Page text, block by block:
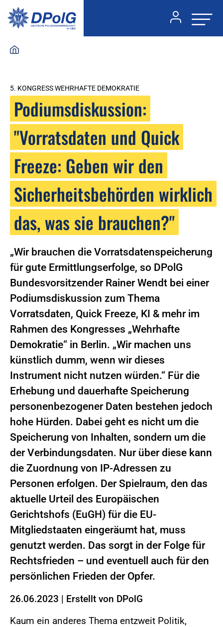
5. KONGRESS WEHRHAFTE DEMOKRATIE
Podiumsdiskussion:
"Vorratsdaten und Quick
Freeze: Geben wir den
Sicherheitsbehörden wirklich
das, was sie brauchen?"
„Wir brauchen die Vorratsdatenspeicherung
für gute Ermittlungserfolge, so DPolG
Bundesvorsitzender Rainer Wendt bei einer
Podiumsdiskussion zum Thema
Vorratsdaten, Quick Freeze, KI & mehr im
Rahmen des Kongresses „Wehrhafte
Demokratie“ in Berlin. „Wir machen uns
künstlich dumm, wenn wir dieses
Instrument nicht nutzen würden.“ Für die
Erhebung und dauerhafte Speicherung
personenbezogener Daten bestehen jedoch
hohe Hürden. Dabei geht es nicht um die
Speicherung von Inhalten, sondern um die
der Verbindungsdaten. Nur über diese kann
die Zuordnung von IP-Adressen zu
Personen erfolgen. Der Spielraum, den das
aktuelle Urteil des Europäischen
Gerichtshofs (EuGH) für die EU-
Mitgliedstaaten eingeräumt hat, muss
genutzt werden. Das sorgt in der Folge für
Rechtsfrieden – und eventuell auch für den
persönlichen Frieden der Opfer.
26.06.2023 | Erstellt von DPolG
Kaum ein anderes Thema entzweit Politik,